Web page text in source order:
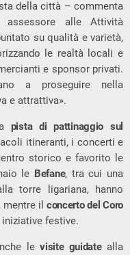
della città – commenta
assessore alle Attività
su qualità e varietà,
le realtà locali e
e sponsor privati.
a proseguire nella
e attrattiva».
pista di pattinaggio sul
itineranti, i concerti e
storico e favorito le
le Befane, tra cui una
torre ligariana, hanno
il concerto del Coro
festive.
levisite guidatealla